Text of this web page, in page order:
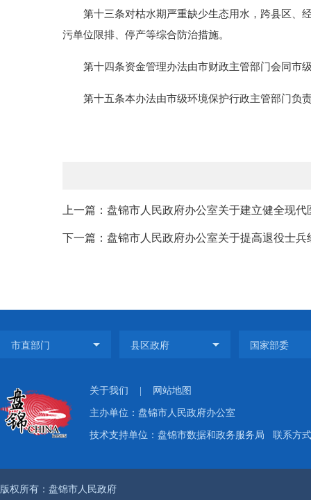
第十三条对枯水期严重缺少生态用水，跨县区、经
污单位限排、停产等综合防治措施。
第十四条资金管理办法由市财政主管部门会同市
第十五条本办法由市级环境保护行政主管部门负责
上一篇：盘锦市人民政府办公室关于建立健全现
下一篇：盘锦市人民政府办公室关于提高退役士兵
关于我们 网站地图
主办单位：盘锦市人民政府办公室
技术支持单位：盘锦市数据和政务服务局 联系方
版权所有：盘锦市人民政府